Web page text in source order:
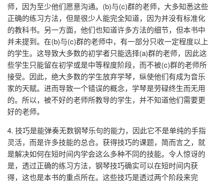
师，因为至少他们愿意沟通。(b)与(c)群的老师，大多知悉这些
正确的练习方法，但是很少人能完全知道，因为并没有标准化
的教科书。另一方面，他们也知道许多方法的细节，但本书中
并未提到。在(b)与(c)群的老师中，有一部分只收一定程度以上
的学生。这导致大多数的初学者只能选择(a)群的老师，因此这
些学生只能留在初学或是中等程度阶段，而不被(c)群的老师所
接受。因此，绝大多数的学生放弃学琴，纵使他们有成为音乐
家的天赋。进而导致一个错误的概念，学琴是劳碌终生而无用
的。所以，被不好的老师所教导的学生，并不知道他们需要更
好的老师。
4. 技巧是能弹奏无数钢琴乐句的能力，因此它不是单纯的手指
灵活，而是许多技能的总合。获得技巧的课题，简而言之，就
是解决如何在短时间内学会这么多种不同的技能。令人惊讶的
是，透过正确的练习方法，钢琴技巧确实可以在短时间内获
得，这也是本书的重点所在。这些技巧是透过两个阶段来完